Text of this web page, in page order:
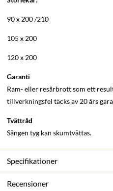
90 x 200 /210
105 x 200
120 x 200
Garanti
Ram- eller resårbrott som ett
tillverkningsfel täcks av 20 års
Tvättråd
Sängen tyg kan skumtvättas.
Specifikationer
Recensioner